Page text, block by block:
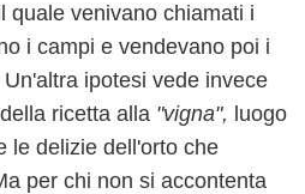
quale venivano chiamati i
i campi e vendevano poi i
ipotesi vede invece
ricetta alla "vigna", luogo
le delizie dell'orto che
per chi non si accontenta